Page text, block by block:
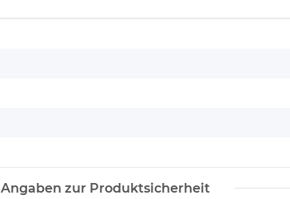
Angaben zur Produktsicherheit